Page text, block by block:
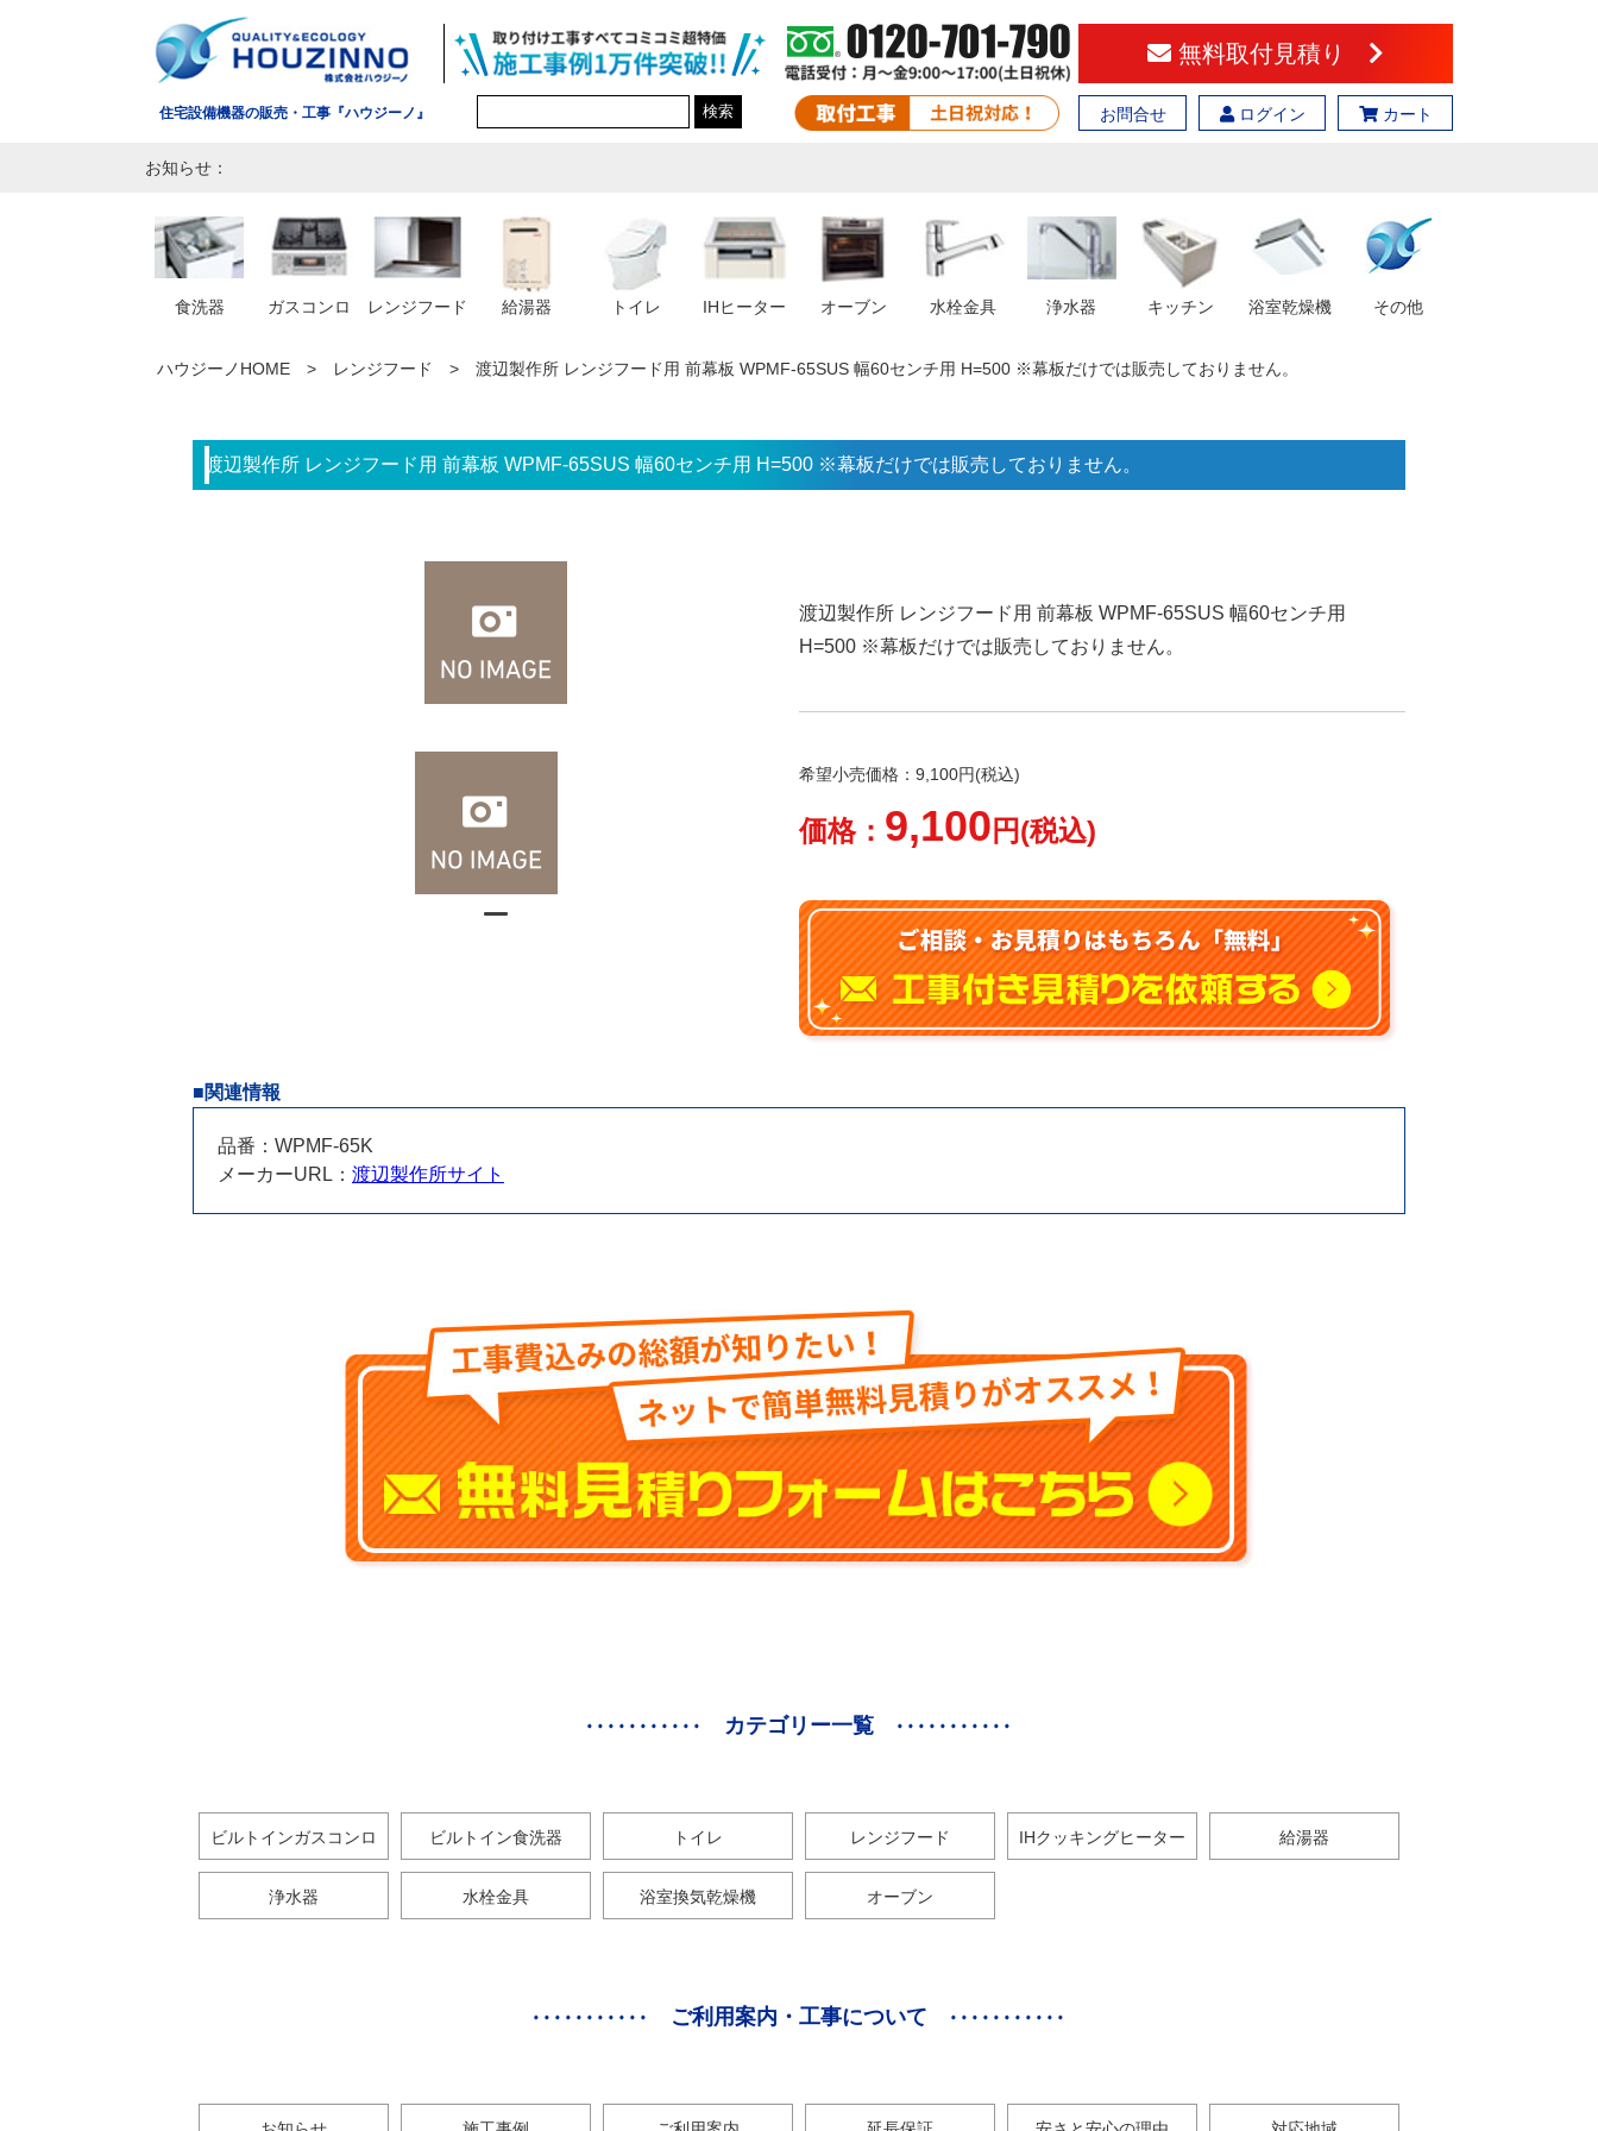
住宅設備機器の販売・工事『ハウジーノ』 検索
無料取付見積り
お問合せ ログイン カート
お知らせ：
食洗器 ガスコンロ レンジフード 給湯器 トイレ IHヒーター オーブン 水栓金具 浄水器 キッチン 浴室乾燥機 その他
ハウジーノHOME レンジフード 渡辺製作所 レンジフード用 前幕板 WPMF-65SUS 幅60センチ用 H=500 ※幕板だけでは販売しておりません。
渡辺製作所 レンジフード用 前幕板 WPMF-65SUS 幅60センチ用 H=500 ※幕板だけでは販売しておりません。
渡辺製作所 レンジフード用 前幕板 WPMF-65SUS 幅60センチ用
H=500 ※幕板だけでは販売しておりません。
希望小売価格：9,100円(税込)
価格： 9,100 円(税込)
■関連情報
品番：WPMF-65K
メーカーURL： 渡辺製作所サイト
カテゴリー一覧
ビルトインガスコンロ ビルトイン食洗器 トイレ レンジフード IHクッキングヒーター 給湯器
浄水器 水栓金具 浴室換気乾燥機 オーブン
ご利用案内・工事について